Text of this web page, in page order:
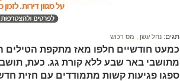
תגים: נחל עשן מס רכוש
מתושבי באר שבע ללא קורת גג. כעת,
ספגו פגיעות קשות מתמודדים עם חזית